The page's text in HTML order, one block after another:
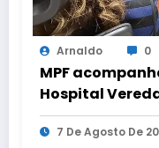
Arnaldo 0
MPF
Hospital
mantêm
pendentes.
7 De Agosto De